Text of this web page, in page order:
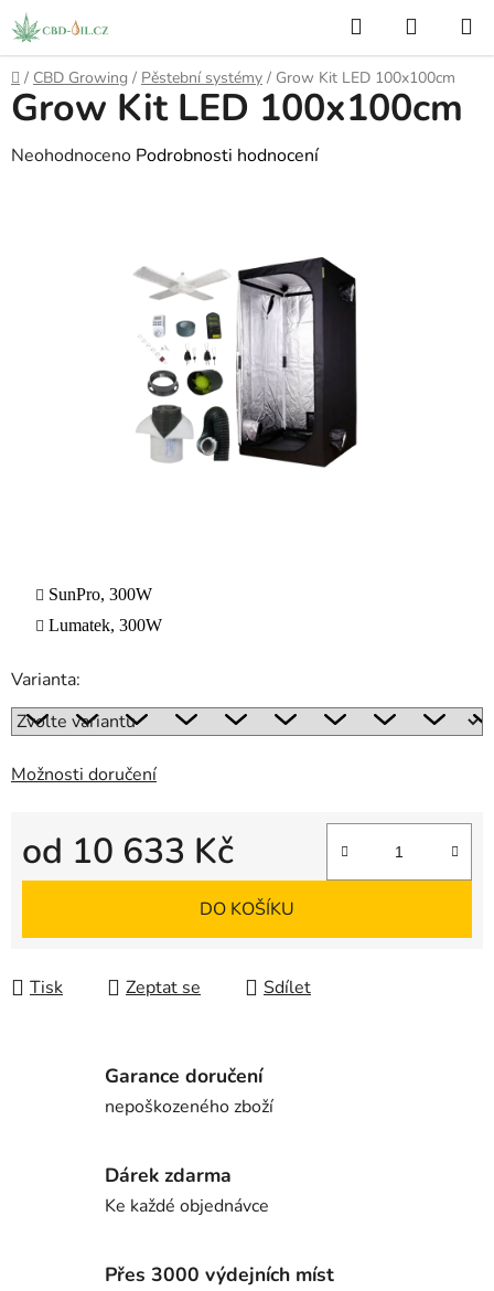
Přejít
na
obsah
Hledat
KOŠÍK
Domů
/ CBD Growing / Pěstební systémy / Grow Kit LED 100x100cm
SunPro, 300W
Lumatek, 300W
Varianta:
Možnosti doručení
od 10 633 Kč
Měrná cena:
DO KOŠÍKU
Tisk Zeptat se Sdílet
Grow Kit LED 100x100cm
Průměrné
Neohodnoceno Podrobnosti hodnocení
Garance doručení
nepoškozeného zboží
Dárek zdarma
Ke každé objednávce
Přes 3000 výdejních míst